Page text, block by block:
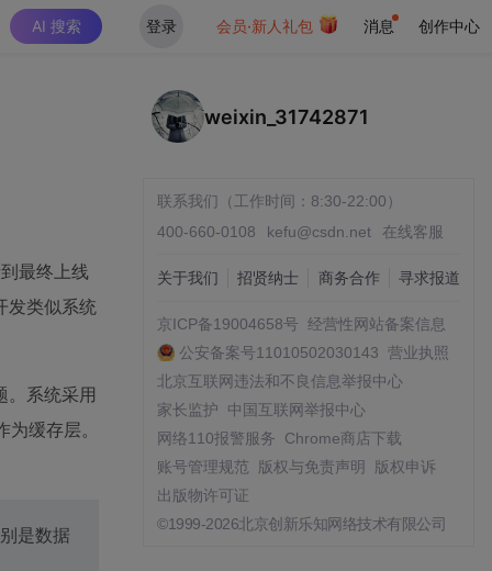
AI 搜索 登录 会员·新人礼包 消息 创作中心
最终上线
发类似系统
。系统采用
缓存层。
是数据
weixin_31742871
联系我们（工作时间：8:30-22:00）
400-660-0108
kefu@csdn.net 在线客服
关于我们 招贤纳士 商务合作 寻求报道
京ICP备19004658号 经营性网站备案信息
公安备案号11010502030143 营业执照
北京互联网违法和不良信息举报中心
家长监护
中国互联网举报中心
网络110报警服务
Chrome商店下载
账号管理规范
版权与免责声明
版权申诉
出版物许可证
©1999-2026北京创新乐知网络技术有限公司